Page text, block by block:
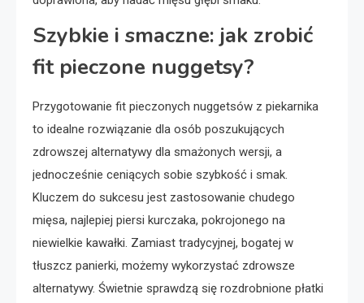
Szybkie i smaczne: jak zrobić
fit pieczone nuggetsy?
Przygotowanie fit pieczonych nuggetsów z piekarnika
to idealne rozwiązanie dla osób poszukujących
zdrowszej alternatywy dla smażonych wersji, a
jednocześnie ceniących sobie szybkość i smak.
Kluczem do sukcesu jest zastosowanie chudego
mięsa, najlepiej piersi kurczaka, pokrojonego na
niewielkie kawałki. Zamiast tradycyjnej, bogatej w
tłuszcz panierki, możemy wykorzystać zdrowsze
alternatywy. Świetnie sprawdzą się rozdrobnione płatki